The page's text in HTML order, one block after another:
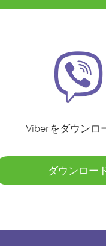
Viberをダウンロ
ダウンロー